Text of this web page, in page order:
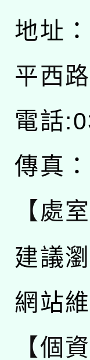
地址：
平西
電話
傳真
【處
建議
網站
【個